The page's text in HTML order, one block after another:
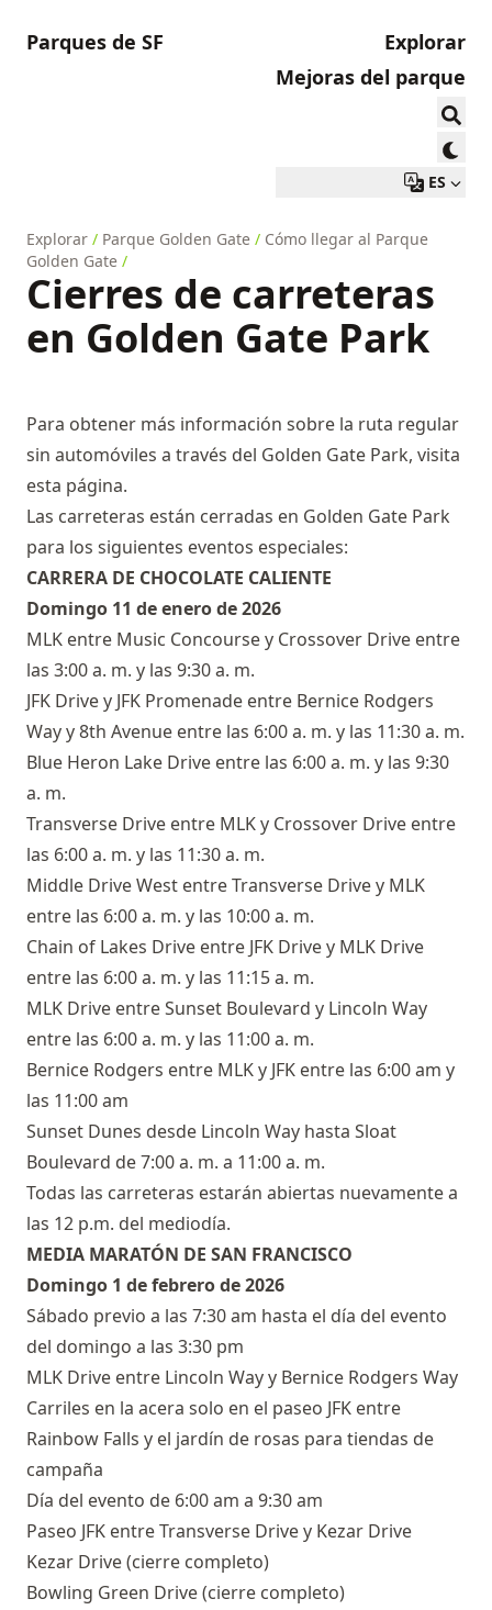
Parques de SF
Explorar
Mejoras del parque
ES
Explorar / Parque Golden Gate / Cómo llegar al Parque
Golden Gate /
Cierres de carreteras
en Golden Gate Park
Para obtener más información sobre la ruta regular
sin automóviles a través del Golden Gate Park, visita
esta página.
Las carreteras están cerradas en Golden Gate Park
para los siguientes eventos especiales:
CARRERA DE CHOCOLATE CALIENTE
Domingo 11 de enero de 2026
MLK entre Music Concourse y Crossover Drive entre
las 3:00 a. m. y las 9:30 a. m.
JFK Drive y JFK Promenade entre Bernice Rodgers
Way y 8th Avenue entre las 6:00 a. m. y las 11:30 a. m.
Blue Heron Lake Drive entre las 6:00 a. m. y las 9:30
a. m.
Transverse Drive entre MLK y Crossover Drive entre
las 6:00 a. m. y las 11:30 a. m.
Middle Drive West entre Transverse Drive y MLK
entre las 6:00 a. m. y las 10:00 a. m.
Chain of Lakes Drive entre JFK Drive y MLK Drive
entre las 6:00 a. m. y las 11:15 a. m.
MLK Drive entre Sunset Boulevard y Lincoln Way
entre las 6:00 a. m. y las 11:00 a. m.
Bernice Rodgers entre MLK y JFK entre las 6:00 am y
las 11:00 am
Sunset Dunes desde Lincoln Way hasta Sloat
Boulevard de 7:00 a. m. a 11:00 a. m.
Todas las carreteras estarán abiertas nuevamente a
las 12 p.m. del mediodía.
MEDIA MARATÓN DE SAN FRANCISCO
Domingo 1 de febrero de 2026
Sábado previo a las 7:30 am hasta el día del evento
del domingo a las 3:30 pm
MLK Drive entre Lincoln Way y Bernice Rodgers Way
Carriles en la acera solo en el paseo JFK entre
Rainbow Falls y el jardín de rosas para tiendas de
campaña
Día del evento de 6:00 am a 9:30 am
Paseo JFK entre Transverse Drive y Kezar Drive
Kezar Drive (cierre completo)
Bowling Green Drive (cierre completo)